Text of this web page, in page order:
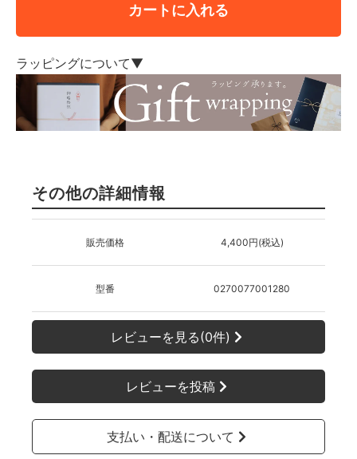
カートに入れる
ラッピングについて▼
その他の詳細情報
販売価格 4,400円(税込)
型番 0270077001280
レビューを見る(0件)
レビューを投稿
支払い・配送について